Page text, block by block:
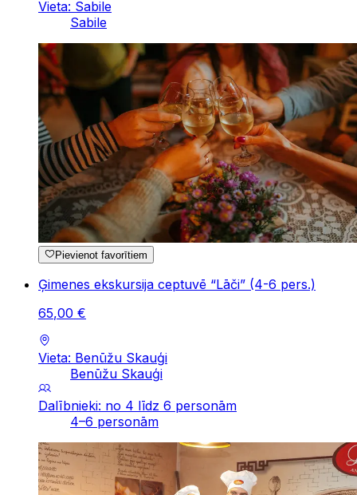
Vieta: Sabile
Sabile
Pievienot favorītiem
Ģimenes ekskursija ceptuvē “Lāči” (4-6 pers.)
65,00 €
Vieta: Benūžu Skauģi
Benūžu Skauģi
Dalībnieki: no 4 līdz 6 personām
4–6 personām